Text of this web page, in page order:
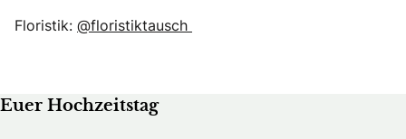
Floristik: @floristiktausch
Euer Hochzeitstag